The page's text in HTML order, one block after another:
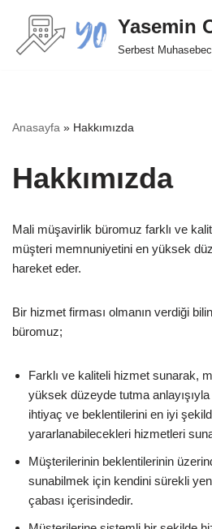
İçeriğe
Yasemin
Serbest
Anasayfa » Hakkımızda
Hakkımızda
Mali müşavirlik büromuz farklı ve
müşteri memnuniyetini en yüksek
hareket eder.
Bir hizmet firması olmanın verdiği
büromuz;
Farklı ve kaliteli hizmet sunarak,
yüksek düzeyde tutma
ihtiyaç ve beklentilerini en iyi
yararlanabilecekleri hizmetleri
Müşterilerinin beklentilerinin
sunabilmek için kendini sürekli
çabası içerisindedir.